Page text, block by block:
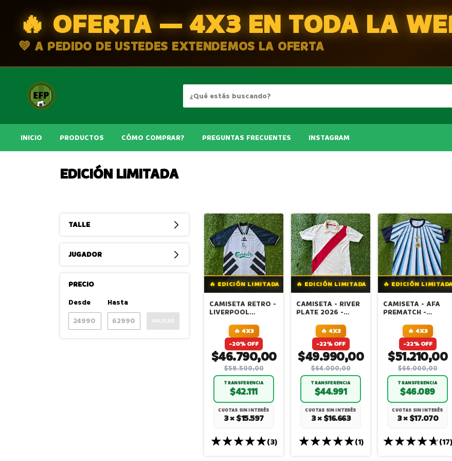
🔥 OFERTA — 4X3 EN TODA LA
💚 A PEDIDO DE USTEDES EXTENDEMOS LA OFERTA
INICIO PRODUCTOS CÓMO COMPRAR? PREGUNTAS FRECUENTES INSTAGRAM
EDICIÓN LIMITADA
TALLE
JUGADOR
PRECIO
Desde
Hasta
APLICAR
🔥 EDICIÓN LIMITADA
CAMISETA RETRO -
LIVERPOOL
ALTERNATIVA
🔥 4X3
-20% OFF
$46.790,00
$58.500,00
TRANSFERENCIA
$42.111
CUOTAS SIN INTERÉS
3 × $15.597
(3)
🔥 EDICIÓN LIMITADA
CAMISETA - RIVER
PLATE 2026 -
🔥 4X3
-22% OFF
$49.990,00
$64.000,00
TRANSFERENCIA
$44.991
CUOTAS SIN INTERÉS
3 × $16.663
(1)
🔥 EDICIÓN
CAMISETA - AFA
PREMATCH -
🔥 4X3
-22% OFF
$51.210,00
$66.000,00
TRANSFERENCIA
$46.089
CUOTAS SIN INTERÉS
3 × $17.070
(17)